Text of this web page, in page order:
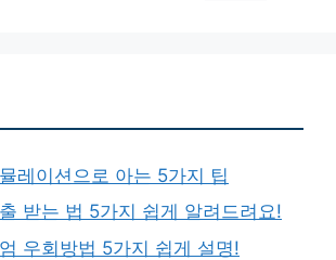
레이션으로 아는 5가지 팁
받는 법 5가지 쉽게 알려드려요!
우회방법 5가지 쉽게 설명!